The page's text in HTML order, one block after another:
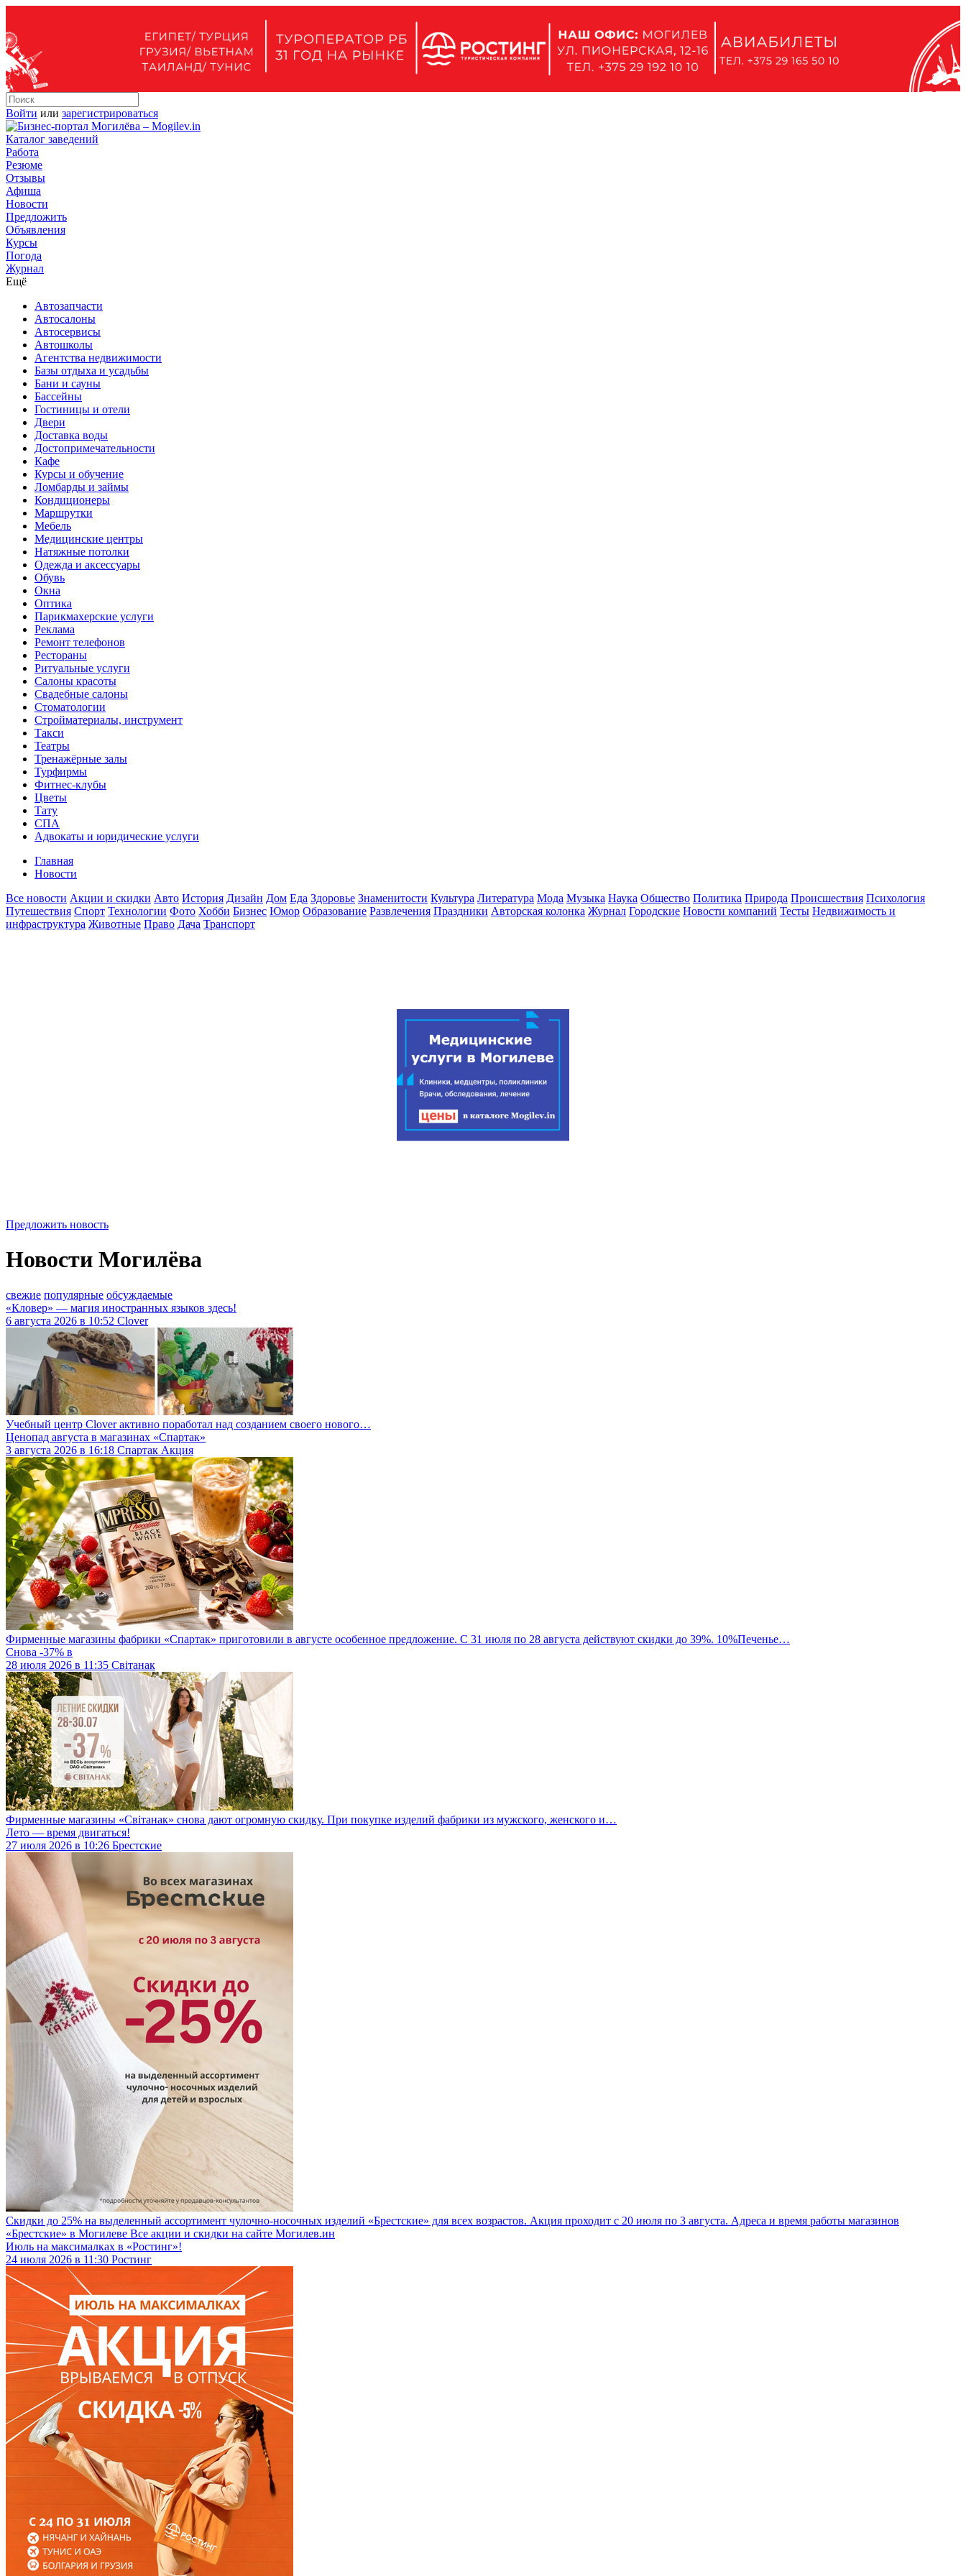
Войти или зарегистрироваться
Каталог заведений
Работа
Резюме
Отзывы
Афиша
Новости
Предложить
Объявления
Курсы
Погода
Журнал
Ещё
Автозапчасти
Автосалоны
Автосервисы
Автошколы
Агентства недвижимости
Базы отдыха и усадьбы
Бани и сауны
Бассейны
Гостиницы и отели
Двери
Доставка воды
Достопримечательности
Кафе
Курсы и обучение
Ломбарды и займы
Кондиционеры
Маршрутки
Мебель
Медицинские центры
Натяжные потолки
Одежда и аксессуары
Обувь
Окна
Оптика
Парикмахерские услуги
Реклама
Ремонт телефонов
Рестораны
Ритуальные услуги
Салоны красоты
Свадебные салоны
Стоматологии
Стройматериалы, инструмент
Такси
Театры
Тренажёрные залы
Турфирмы
Фитнес-клубы
Цветы
Тату
СПА
Адвокаты и юридические услуги
Главная
Новости
Все новости Акции и скидки Авто История Дизайн Дом Еда Здоровье Знаменитости Культура Литература Мода Музыка Наука Общество Политика Природа Происшествия Психология
Путешествия Спорт Технологии Фото Хобби Бизнес Юмор Образование Развлечения Праздники Авторская колонка Журнал Городские Новости компаний Тесты Недвижимость и
инфраструктура Животные Право Дача Транспорт
Предложить новость
Новости Могилёва
свежие популярные обсуждаемые
«Кловер» — магия иностранных языков здесь!
6 августа 2026 в 10:52 Clover
Учебный центр Clover активно поработал над созданием своего нового…
Ценопад августа в магазинах «Спартак»
3 августа 2026 в 16:18 Спартак Акция
Фирменные магазины фабрики «Спартак» приготовили в августе особенное предложение. С 31 июля по 28 августа действуют скидки до 39%. 10%Печенье…
Снова -37% в
28 июля 2026 в 11:35 Світанак
Фирменные магазины «Світанак» снова дают огромную скидку. При покупке изделий фабрики из мужского, женского и…
Лето — время двигаться!
27 июля 2026 в 10:26 Брестские
Скидки до 25% на выделенный ассортимент чулочно-носочных изделий «Брестские» для всех возрастов. Акция проходит с 20 июля по 3 августа. Адреса и время работы магазинов
«Брестские» в Могилеве Все акции и скидки на сайте Могилев.ин
Июль на максималках в «Ростинг»!
24 июля 2026 в 11:30 Ростинг